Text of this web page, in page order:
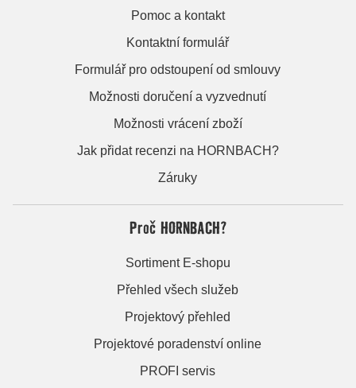
Pomoc a kontakt
Kontaktní formulář
Formulář pro odstoupení od smlouvy
Možnosti doručení a vyzvednutí
Možnosti vrácení zboží
Jak přidat recenzi na HORNBACH?
Záruky
Proč HORNBACH?
Sortiment E-shopu
Přehled všech služeb
Projektový přehled
Projektové poradenství online
PROFI servis